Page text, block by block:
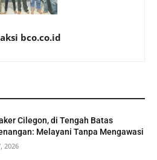
bco.co.id
Cilegon, di Tengah Batas
Melayani Tanpa Mengawasi
2026